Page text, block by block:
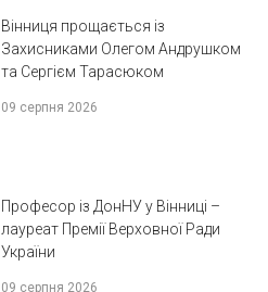
Вінниця прощається із
Захисниками Олегом Андрушком
та Сергієм Тарасюком
09 серпня 2026
Професор із ДонНУ у Вінниці –
лауреат Премії Верховної Ради
України
09 серпня 2026